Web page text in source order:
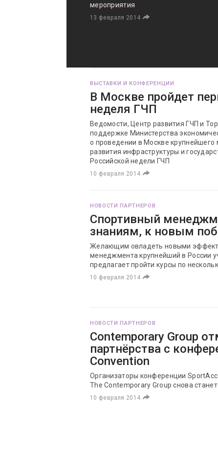
мероприятия
13 февраля 2014
ВЫСТАВКИ И КОНФЕРЕНЦИИ
В Москве пройдет
неделя ГЧП
Ведомости, Центр развития ГЧП и
поддержке Министерства
о проведении в Москве крупнейшего
развития инфраструктуры и
Российской недели ГЧП
10 февраля 2014
НОВОСТИ ПАРТНЕРОВ
Спортивный
знаниям, к новым
Желающим овладеть новыми
менеджмента крупнейший в России
предлагает пройти курсы по
10 февраля 2014
НОВОСТИ ПАРТНЕРОВ
Contemporary Group
партнёрства с
Convention
Организаторы конференции
The Contemporary Group снова
10 февраля 2014